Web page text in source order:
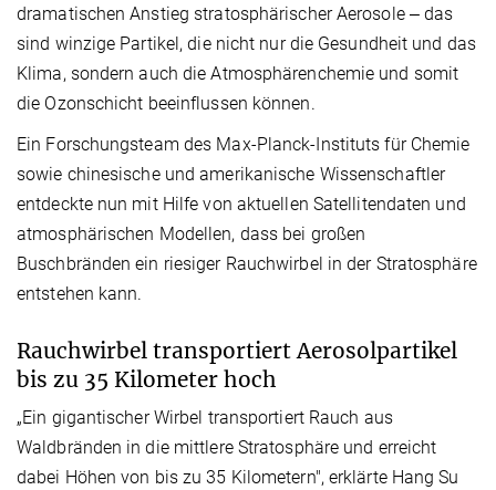
dramatischen Anstieg stratosphärischer Aerosole ‒ das
sind winzige Partikel, die nicht nur die Gesundheit und das
Klima, sondern auch die Atmosphärenchemie und somit
die Ozonschicht beeinflussen können.
Ein Forschungsteam des Max-Planck-Instituts für Chemie
sowie chinesische und amerikanische Wissenschaftler
entdeckte nun mit Hilfe von aktuellen Satellitendaten und
atmosphärischen Modellen, dass bei großen
Buschbränden ein riesiger Rauchwirbel in der Stratosphäre
entstehen kann.
Rauchwirbel transportiert Aerosolpartikel
bis zu 35 Kilometer hoch
„Ein gigantischer Wirbel transportiert Rauch aus
Waldbränden in die mittlere Stratosphäre und erreicht
dabei Höhen von bis zu 35 Kilometern", erklärte Hang Su